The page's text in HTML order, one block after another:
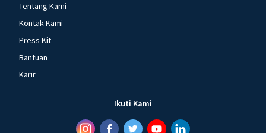
Tentang Kami
Kontak Kami
Press Kit
Bantuan
Karir
Ikuti Kami